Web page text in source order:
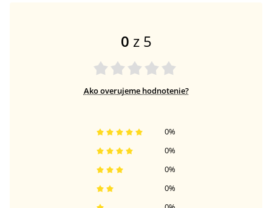
0 z 5
Ako overujeme hodnotenie?
0%
0%
0%
0%